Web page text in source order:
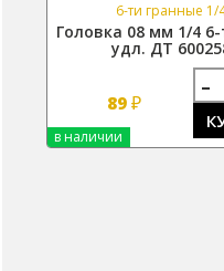
6-ти гранные 1/
Головка 08 мм 1/4 6-
удл. ДТ
89₽ -
в наличии